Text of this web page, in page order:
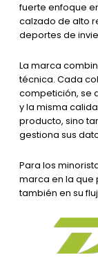
fuerte enfoque
calzado de alto
deportes de
La marca
técnica. Cada
competición, se
y la misma
producto, sino
gestiona sus
Para los
marca en la que
también en su